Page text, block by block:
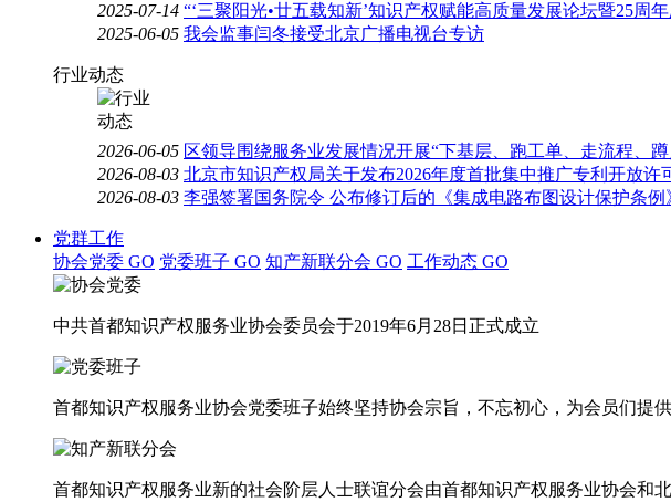
2025-07-14 “‘三聚阳光•廿五载知新’知识产权赋能高质量发展论坛暨25周
2025-06-05 我会监事闫冬接受北京广播电视台专访
行业动态
2026-06-05 区领导围绕服务业发展情况开展“下基层、跑工单、走流程、
2026-08-03 北京市知识产权局关于发布2026年度首批集中推广专利开放许
2026-08-03 李强签署国务院令 公布修订后的《集成电路布图设计保护条例
党群工作
协会党委 GO 党委班子 GO 知产新联分会 GO 工作动态 GO
中共首都知识产权服务业协会委员会于2019年6月28日正式成立
首都知识产权服务业协会党委班子始终坚持协会宗旨，不忘初心，为会员们提供
首都知识产权服务业新的社会阶层人士联谊分会由首都知识产权服务业协会和